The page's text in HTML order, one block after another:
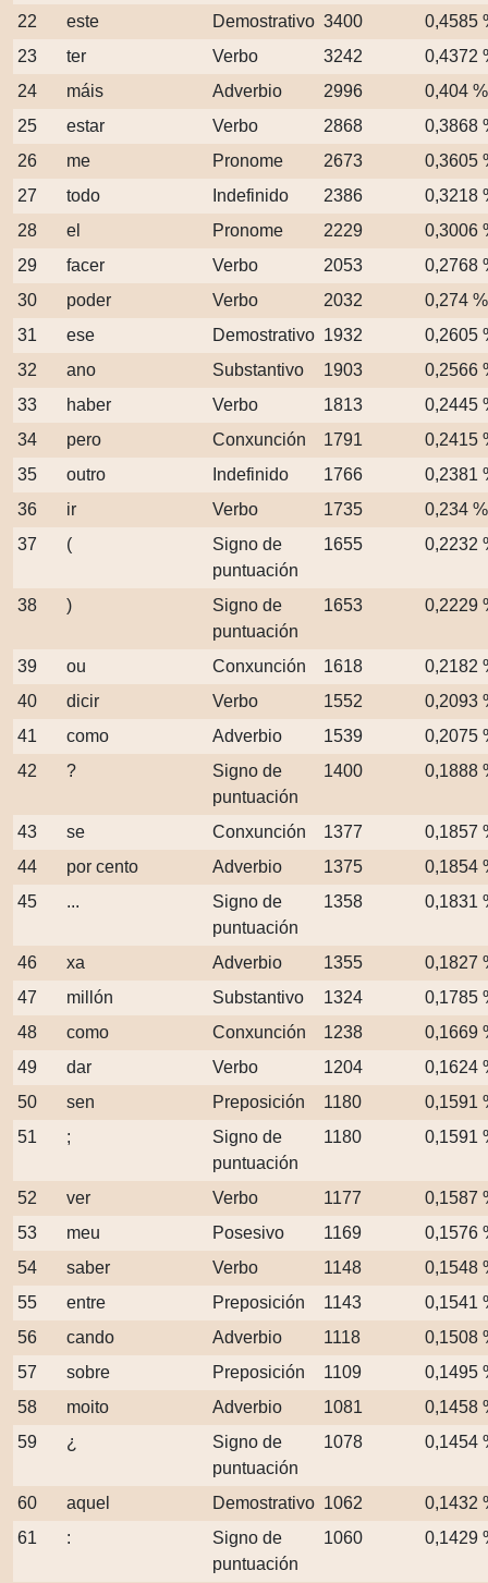
22 este Demostrativo 3400
0,4585
23
ter Verbo 3242
0,4372
24
máis Adverbio 2996
0,404 %
25
estar Verbo 2868
0,3868
26
me Pronome 2673
0,3605
27
todo Indefinido 2386
0,3218
28
el Pronome 2229
0,3006
29
facer Verbo 2053
0,2768
30
poder Verbo 2032
0,274 %
31
ese Demostrativo 1932
0,2605
32
ano Substantivo 1903
0,2566
33
haber Verbo 1813
0,2445
34
pero Conxunción 1791
0,2415
35
outro Indefinido 1766
0,2381
36
ir Verbo 1735
0,234 %
37
(
Signo de
puntuación
1655 0,2232
38 )
Signo de
puntuación
1653 0,2229
39 ou Conxunción 1618
0,2182
40
dicir Verbo 1552
0,2093
41
como Adverbio 1539
0,2075
42
?
Signo de
puntuación
1400 0,1888
43 se Conxunción 1377
0,1857
44
por cento Adverbio 1375
0,1854
45
...
Signo de
puntuación
1358 0,1831
46 xa Adverbio 1355
0,1827
47
millón Substantivo 1324
0,1785
48
como Conxunción 1238
0,1669
49
dar Verbo 1204
0,1624
50
sen Preposición 1180
0,1591
51
;
Signo de
puntuación
1180 0,1591
52 ver Verbo 1177
0,1587
53
meu Posesivo 1169
0,1576
54
saber Verbo 1148
0,1548
55
entre Preposición 1143
0,1541
56
cando Adverbio 1118
0,1508
57
sobre Preposición 1109
0,1495
58
moito Adverbio 1081
0,1458
59
¿
Signo de
puntuación
1078 0,1454
60 aquel Demostrativo 1062
0,1432
61
:
Signo de
puntuación
1060 0,1429